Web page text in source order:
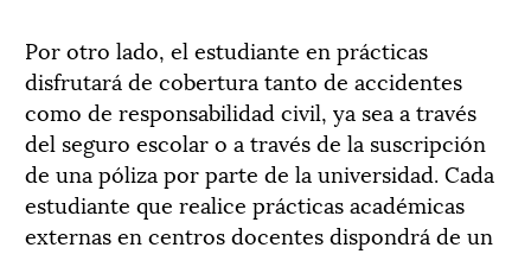
Por otro lado, el estudiante en prácticas
disfrutará de cobertura tanto de accidentes
como de responsabilidad civil, ya sea a través
del seguro escolar o a través de la suscripción
de una póliza por parte de la universidad. Cada
estudiante que realice prácticas académicas
externas en centros docentes dispondrá de un